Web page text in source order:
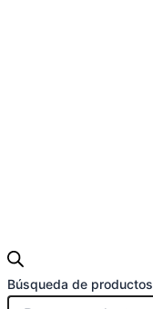
Búsqueda de productos